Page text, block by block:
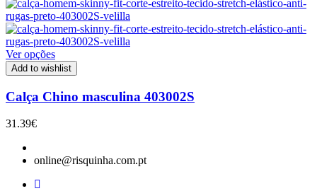
Ver opções
Add to wishlist
Calça Chino masculina 403002S
31.39€
online@risquinha.com.pt